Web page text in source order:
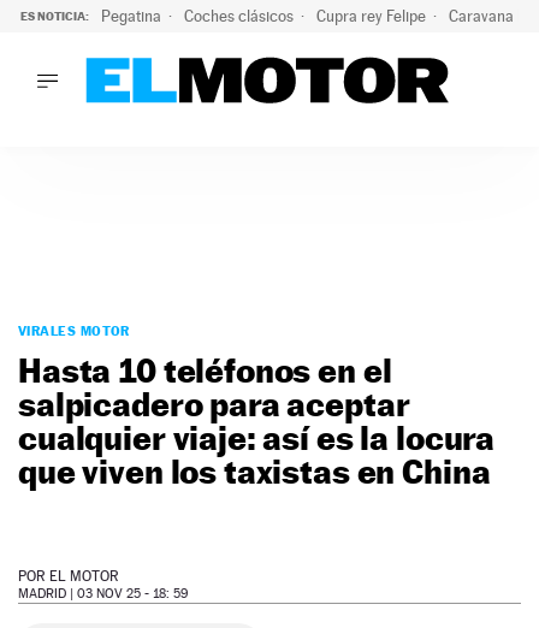
ES NOTICIA: Pegatina Coches clásicos Cupra rey Felipe Caravana
PODCAST
MOTOS
TECNOLOGÍA
SUPERCOCHES
PREMIOS
NEWSLETTER
VIRALES MOTOR
Hasta 10 teléfonos en el
salpicadero para aceptar
cualquier viaje: así es la locura
que viven los taxistas en China
POR EL MOTOR
MADRID | 03 NOV 25 - 18: 59